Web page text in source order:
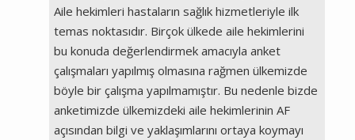
Aile hekimleri hastaların sağlık hizmetleriyle ilk
temas noktasıdır. Birçok ülkede aile hekimlerini
bu konuda değerlendirmek amacıyla anket
çalışmaları yapılmış olmasına rağmen ülkemizde
böyle bir çalışma yapılmamıştır. Bu nedenle bizde
anketimizde ülkemizdeki aile hekimlerinin AF
açısından bilgi ve yaklaşımlarını ortaya koymayı